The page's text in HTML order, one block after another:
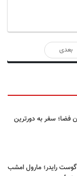
بعدی
فضا؛ سفر به دورترین
رایدر؛ مارول امشب